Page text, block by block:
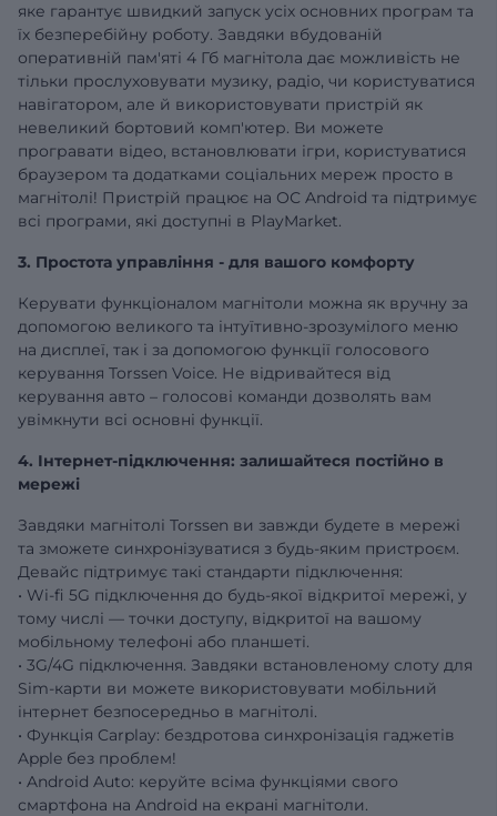
яке гарантує швидкий запуск усіх основних програм та
їх безперебійну роботу. Завдяки вбудованій
оперативній пам'яті 4 Гб магнітола дає можливість не
тільки прослуховувати музику, радіо, чи користуватися
навігатором, але й використовувати пристрій як
невеликий бортовий комп'ютер. Ви можете
програвати відео, встановлювати ігри, користуватися
браузером та додатками соціальних мереж просто в
магнітолі! Пристрій працює на ОС Android та підтримує
всі програми, які доступні в PlayMarket.
3. Простота управління - для вашого комфорту
Керувати функціоналом магнітоли можна як вручну за
допомогою великого та інтуїтивно-зрозумілого меню
на дисплеї, так і за допомогою функції голосового
керування Torssen Voice. Не відривайтеся від
керування авто – голосові команди дозволять вам
увімкнути всі основні функції.
4. Інтернет-підключення: залишайтеся постійно в
мережі
Завдяки магнітолі Torssen ви завжди будете в мережі
та зможете синхронізуватися з будь-яким пристроєм.
Девайс підтримує такі стандарти підключення:
• Wi-fi 5G підключення до будь-якої відкритої мережі, у
тому числі — точки доступу, відкритої на вашому
мобільному телефоні або планшеті.
• 3G/4G підключення. Завдяки встановленому слоту для
Sim-карти ви можете використовувати мобільний
інтернет безпосередньо в магнітолі.
• Функція Carplay: бездротова синхронізація гаджетів
Apple без проблем!
• Android Auto: керуйте всіма функціями свого
смартфона на Android на екрані магнітоли.